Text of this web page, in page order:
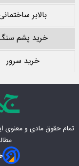
بالابر
خرید پشم
خرید سرور
تمام حقوق مادی‌ و معنوی